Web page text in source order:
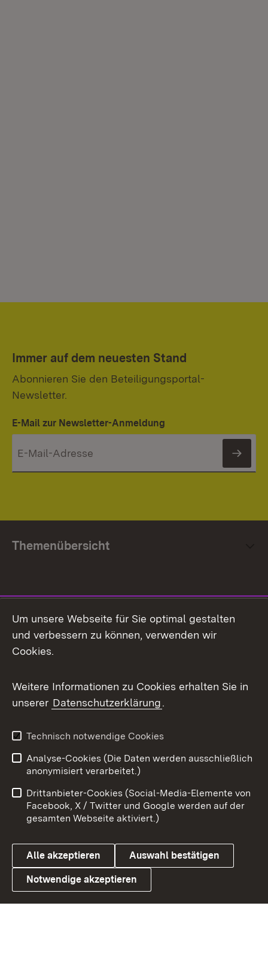
Immer auf dem neuesten Stand
Abonnieren Sie den Beteiligungsportal-
Newsletter.
E-Mail zur Newsletter-Anmeldung
Themenübersicht
Facebook
X / Twitter
Youtube
Link zum Landesportal
Impressum
Kontakt
Barrierefreiheit
Datenschutz
Cookies
Um unsere Webseite für Sie optimal gestalten
und verbessern zu können, verwenden wir
Cookies.
Weitere Informationen zu Cookies erhalten Sie in
unserer Datenschutzerklärung.
Technisch notwendige Cookies
Analyse-Cookies (Die Daten werden ausschließlich
anonymisiert verarbeitet.)
Drittanbieter-Cookies (Social-Media-Elemente von
Facebook, X / Twitter und Google werden auf der
gesamten Webseite aktiviert.)
Alle akzeptieren Auswahl bestätigen
Notwendige akzeptieren